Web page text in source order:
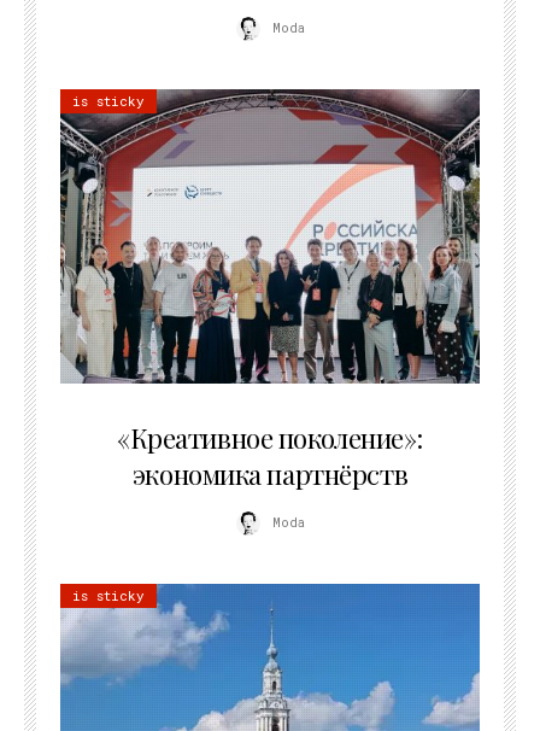
Moda
is sticky
«Креативное поколение»:
экономика партнёрств
Moda
is sticky